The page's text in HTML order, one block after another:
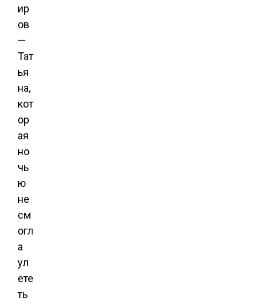
ир
ов
—
Тат
ья
на,
кот
ор
ая
но
чь
ю
не
см
огл
а
ул
ете
ть